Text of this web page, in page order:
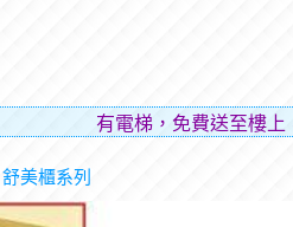
有電梯，免費送至樓上，無電梯﹙
舒美櫃系列